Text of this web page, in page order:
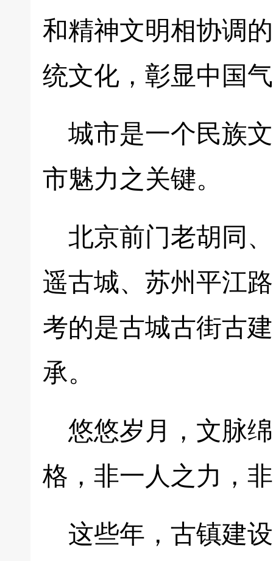
和精神文明相协调
统文化，彰显中国
城市是一个民族
市魅力之关键。
北京前门老胡同
遥古城、苏州平江
考的是古城古街古
承。
悠悠岁月，文脉
格，非一人之力，
这些年，古镇建